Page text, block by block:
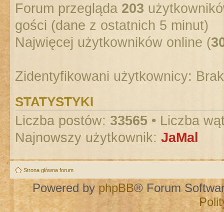
Forum przegląda 203
gości (dane z ostatnich 5 minut)
Najwięcej użytkowników online (
Zidentyfikowani użytkownicy:
STATYSTYKI
Liczba postów: 33565 • Liczba
Najnowszy użytkownik: JaMal
Strona główna forum
Powered by phpBB® Forum